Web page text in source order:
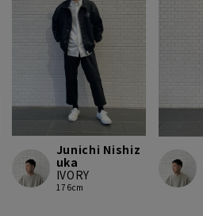
Junichi Nishiz
uka
IVORY
176cm